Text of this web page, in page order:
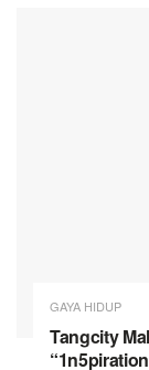
GAYA HIDUP
Tangcity